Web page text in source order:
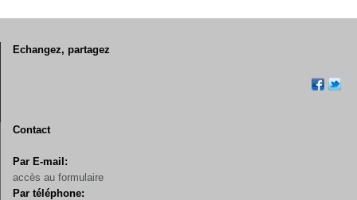
Echangez, partagez
Contact
Par E-mail:
accès au formulaire
Par téléphone: